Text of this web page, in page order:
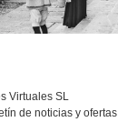
Virtuales SL
de noticias y ofertas